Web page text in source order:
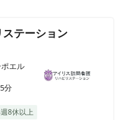
問看護ステーション｜
テーション
エル
分
8休以上